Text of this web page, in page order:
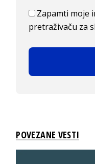
Zapamti moje
pretraživaču za
POVEZANE VESTI